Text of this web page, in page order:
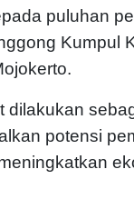
puluhan
Kumpul
dilakukan
potensi